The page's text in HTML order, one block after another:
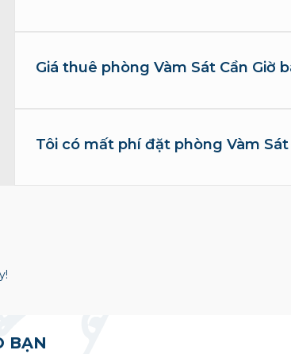
Giá thuê phòng Vàm Sát Cần Giờ
Tôi có mất phí đặt phòng Vàm Sát
BẠN